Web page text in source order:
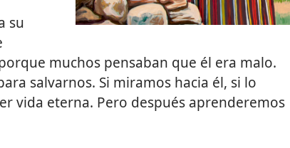
su
muchos pensaban que él era malo.
salvarnos. Si miramos hacia él, si lo
vida eterna. Pero después aprenderemos